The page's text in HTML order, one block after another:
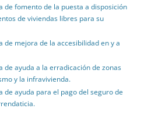
de fomento de la puesta a disposición
de viviendas libres para su
de mejora de la accesibilidad en y a
de ayuda a la erradicación de zonas
y la infravivienda.
de ayuda para el pago del seguro de